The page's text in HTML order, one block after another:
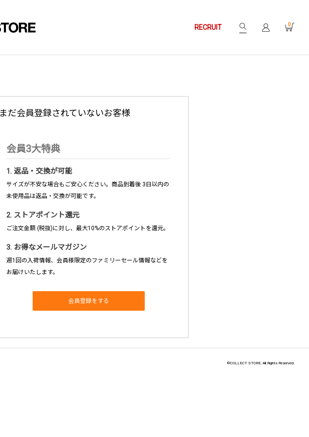
RECRUIT 0
まだ会員登録されていないお客様
会員3大特典
1. 返品・交換が可能
サイズが不安な場合もご安心ください。商品到着後 3日以内の
未使用品は返品・交換が可能です。
2. ストアポイント還元
ご注文金額 (税抜)に対し、最大10%のストアポイントを還元。
3. お得なメールマガジン
週1回の入荷情報、会員様限定のファミリーセール情報などを
お届けいたします。
会員登録をする
©COLLECT STORE. All Rights Reserved.